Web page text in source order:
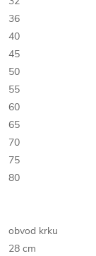
36
40
45
50
55
60
65
70
75
80
obvod krku
28 cm